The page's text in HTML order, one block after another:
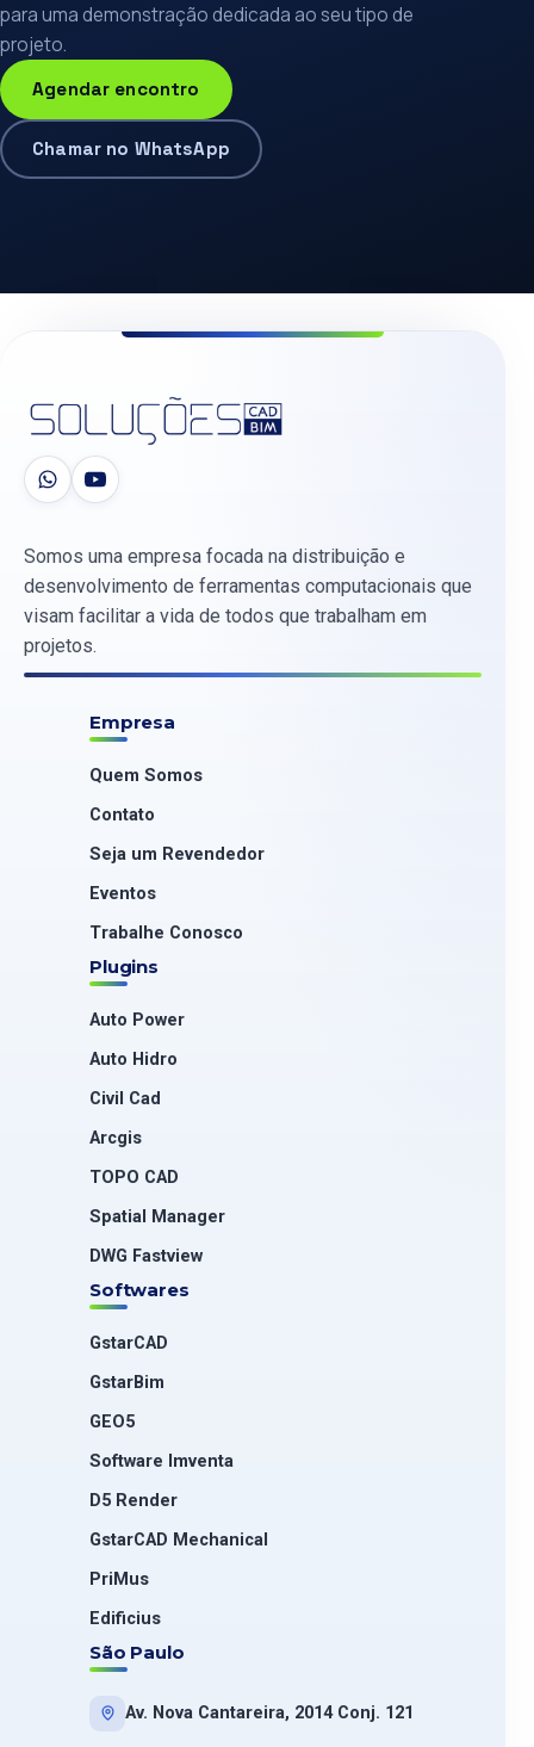
para uma demonstração dedicada ao seu tipo de
projeto.
Agendar encontro
Chamar no WhatsApp
Somos uma empresa focada na distribuição e
desenvolvimento de ferramentas computacionais que
visam facilitar a vida de todos que trabalham em
projetos.
Empresa
Quem Somos
Contato
Seja um Revendedor
Eventos
Trabalhe Conosco
Plugins
Auto Power
Auto Hidro
Civil Cad
Arcgis
TOPO CAD
Spatial Manager
DWG Fastview
Softwares
GstarCAD
GstarBim
GEO5
Software Imventa
D5 Render
GstarCAD Mechanical
PriMus
Edificius
São Paulo
Av. Nova Cantareira, 2014 Conj. 121